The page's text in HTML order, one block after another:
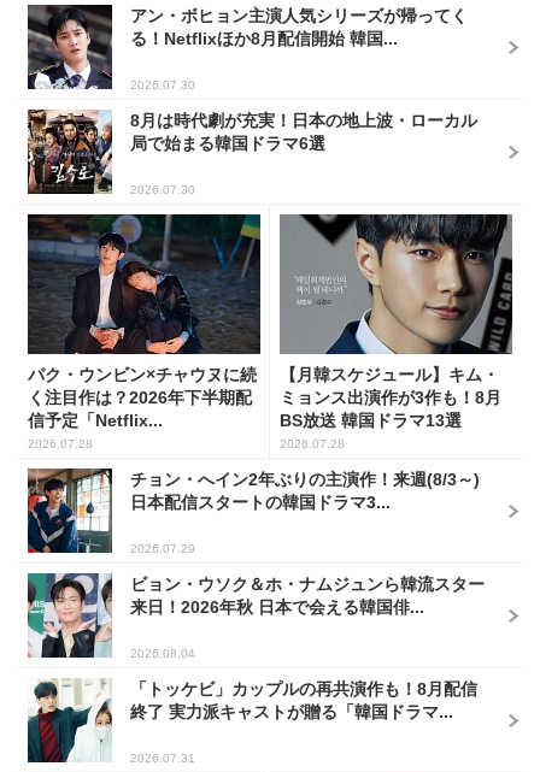
アン・ボヒョン主演人気シリーズが帰ってく
る！Netflixほか8月配信開始 韓国...
2026.07.30
8月は時代劇が充実！日本の地上波・ローカル
局で始まる韓国ドラマ6選
2026.07.30
パク・ウンビン×チャウヌに続
く注目作は？2026年下半期配
信予定「Netflix...
2026.07.28
【月韓スケジュール】キム・
ミョンス出演作が3作も！8月
BS放送 韓国ドラマ13選
2026.07.28
チョン・へイン2年ぶりの主演作！来週(8/3～)
日本配信スタートの韓国ドラマ3...
2026.07.29
ビョン・ウソク＆ホ・ナムジュンら韓流スター
来日！2026年秋 日本で会える韓国俳...
2026.08.04
「トッケビ」カップルの再共演作も！8月配信
終了 実力派キャストが贈る「韓国ドラマ...
2026.07.31